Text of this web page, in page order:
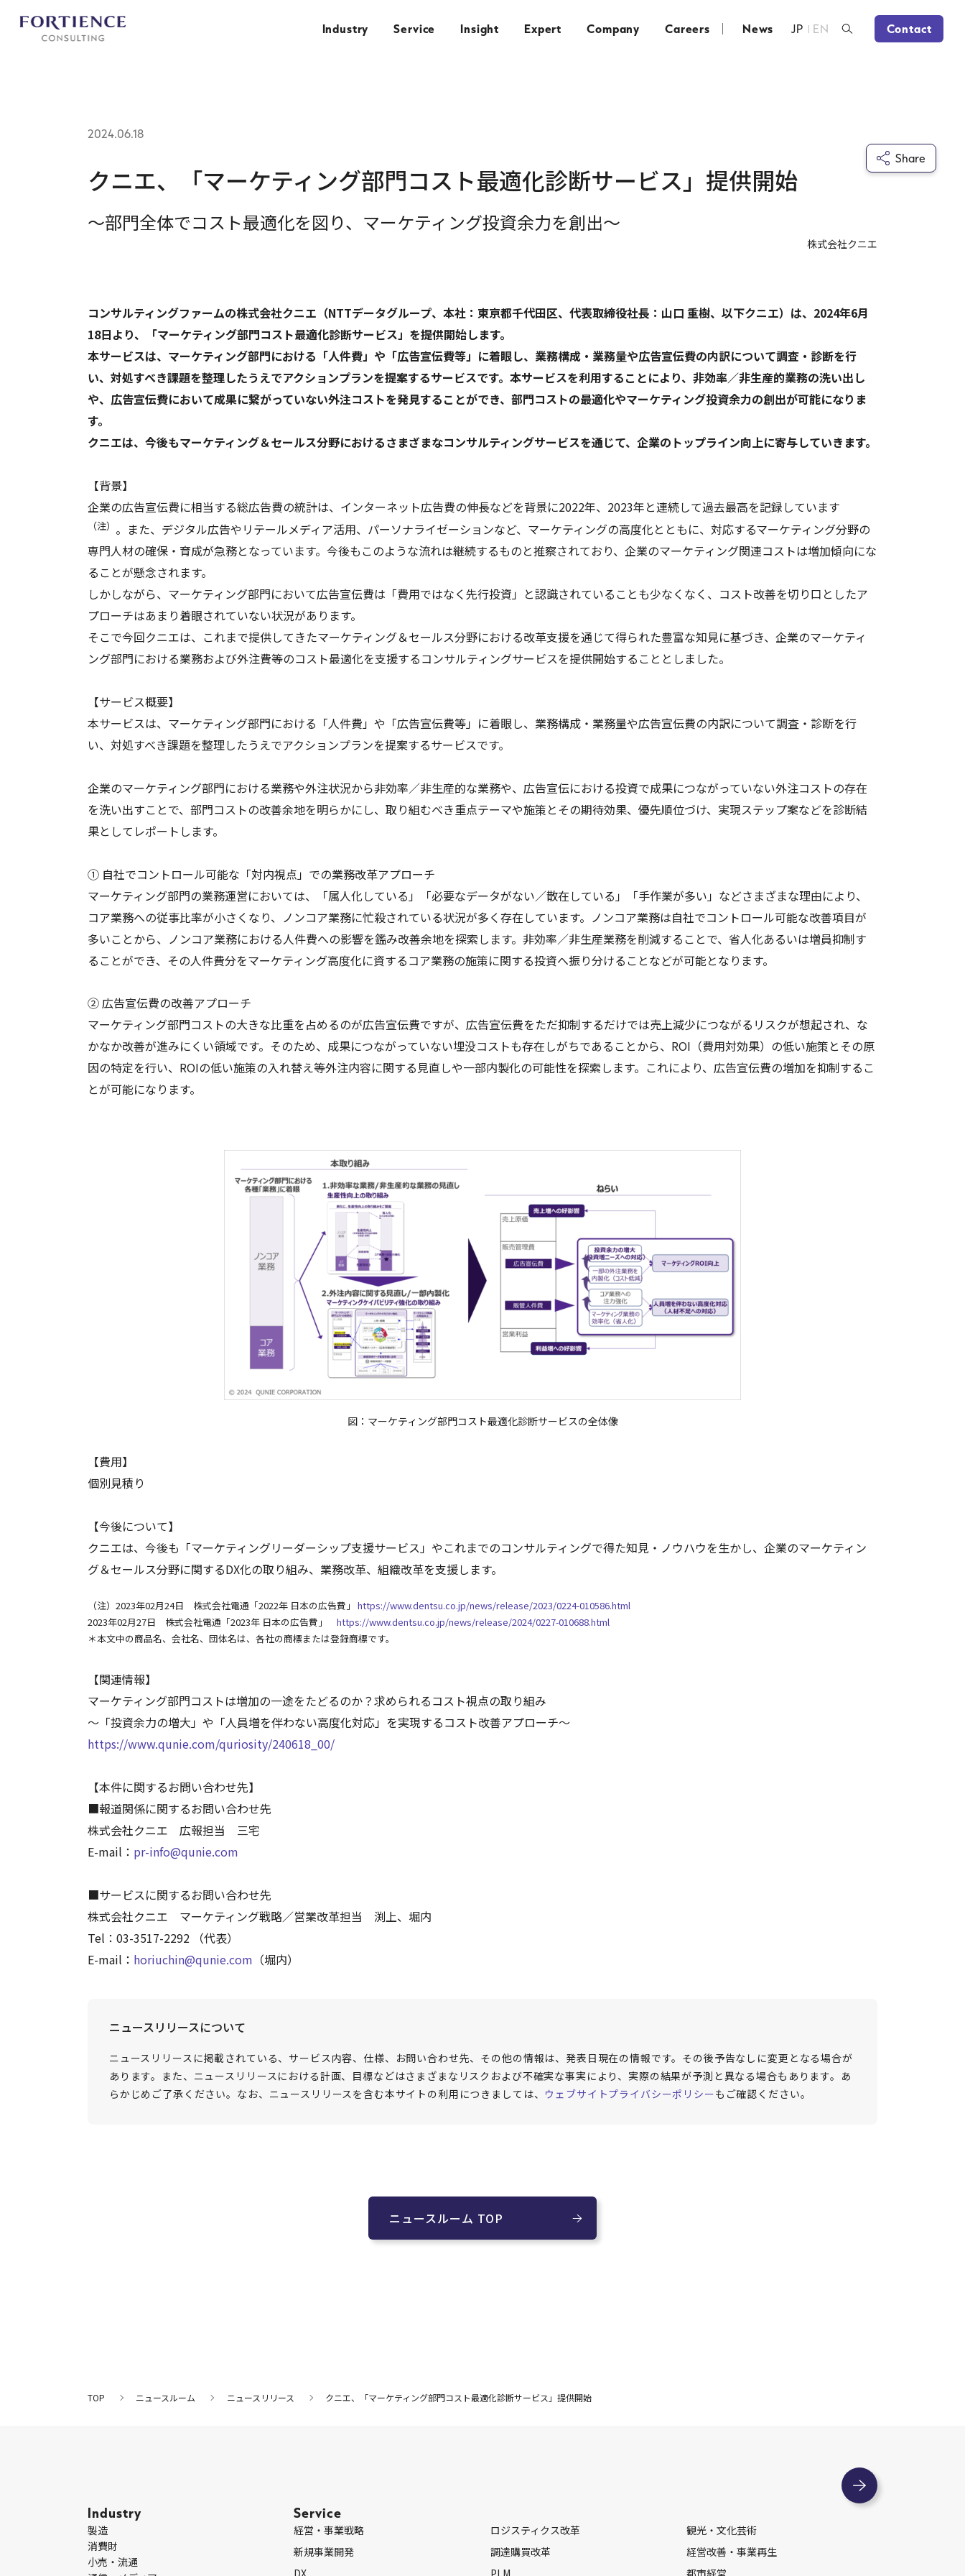
Industry Service Insight Expert Company Careers News EN
JP Contact
クニエ、「マーケティング部門コスト最適化診断サービス」提供開始
～部門全体でコスト最適化を図り、マーケティング投資余力を創出～
2024.06.18
株式会社クニエ
Share
コンサルティングファームの株式会社クニエ（NTTデータグループ、本社：東京都千代田区、代表取締役社長：山口 重樹、以下クニエ）は、2024年6月
18日より、「マーケティング部門コスト最適化診断サービス」を提供開始します。
本サービスは、マーケティング部門における「人件費」や「広告宣伝費等」に着眼し、業務構成・業務量や広告宣伝費の内訳について調査・診断を行
い、対処すべき課題を整理したうえでアクションプランを提案するサービスです。本サービスを利用することにより、非効率／非生産的業務の洗い出し
や、広告宣伝費において成果に繋がっていない外注コストを発見することができ、部門コストの最適化やマーケティング投資余力の創出が可能になりま
す。
クニエは、今後もマーケティング＆セールス分野におけるさまざまなコンサルティングサービスを通じて、企業のトップライン向上に寄与していきます。
【背景】
企業の広告宣伝費に相当する総広告費の統計は、インターネット広告費の伸長などを背景に2022年、2023年と連続して過去最高を記録しています
（注） 。また、デジタル広告やリテールメディア活用、パーソナライゼーションなど、マーケティングの高度化とともに、対応するマーケティング分野の
専門人材の確保・育成が急務となっています。今後もこのような流れは継続するものと推察されており、企業のマーケティング関連コストは増加傾向にな
ることが懸念されます。
しかしながら、マーケティング部門において広告宣伝費は「費用ではなく先行投資」と認識されていることも少なくなく、コスト改善を切り口としたア
プローチはあまり着眼されていない状況があります。
そこで今回クニエは、これまで提供してきたマーケティング＆セールス分野における改革支援を通じて得られた豊富な知見に基づき、企業のマーケティ
ング部門における業務および外注費等のコスト最適化を支援するコンサルティングサービスを提供開始することとしました。
【サービス概要】
本サービスは、マーケティング部門における「人件費」や「広告宣伝費等」に着眼し、業務構成・業務量や広告宣伝費の内訳について調査・診断を行
い、対処すべき課題を整理したうえでアクションプランを提案するサービスです。
企業のマーケティング部門における業務や外注状況から非効率／非生産的な業務や、広告宣伝における投資で成果につながっていない外注コストの存在
を洗い出すことで、部門コストの改善余地を明らかにし、取り組むべき重点テーマや施策とその期待効果、優先順位づけ、実現ステップ案などを診断結
果としてレポートします。
① 自社でコントロール可能な「対内視点」での業務改革アプローチ
マーケティング部門の業務運営においては、「属人化している」「必要なデータがない／散在している」「手作業が多い」などさまざまな理由により、
コア業務への従事比率が小さくなり、ノンコア業務に忙殺されている状況が多く存在しています。ノンコア業務は自社でコントロール可能な改善項目が
多いことから、ノンコア業務における人件費への影響を鑑み改善余地を探索します。非効率／非生産業務を削減することで、省人化あるいは増員抑制す
ることができ、その人件費分をマーケティング高度化に資するコア業務の施策に関する投資へ振り分けることなどが可能となります。
② 広告宣伝費の改善アプローチ
マーケティング部門コストの大きな比重を占めるのが広告宣伝費ですが、広告宣伝費をただ抑制するだけでは売上減少につながるリスクが想起され、な
かなか改善が進みにくい領域です。そのため、成果につながっていない埋没コストも存在しがちであることから、ROI（費用対効果）の低い施策とその原
因の特定を行い、ROIの低い施策の入れ替え等外注内容に関する見直しや一部内製化の可能性を探索します。これにより、広告宣伝費の増加を抑制するこ
とが可能になります。
図：マーケティング部門コスト最適化診断サービスの全体像
【費用】
個別見積り
【今後について】
クニエは、今後も「マーケティングリーダーシップ支援サービス」やこれまでのコンサルティングで得た知見・ノウハウを生かし、企業のマーケティン
グ＆セールス分野に関するDX化の取り組み、業務改革、組織改革を支援します。
（注）2023年02月24日 株式会社電通「2022年 日本の広告費」 https://www.dentsu.co.jp/news/release/2023/0224-010586.html
2023年02月27日 株式会社電通「2023年 日本の広告費」 https://www.dentsu.co.jp/news/release/2024/0227-010688.html
＊本文中の商品名、会社名、団体名は、各社の商標または登録商標です。
【関連情報】
マーケティング部門コストは増加の一途をたどるのか？求められるコスト視点の取り組み
～「投資余力の増大」や「人員増を伴わない高度化対応」を実現するコスト改善アプローチ～
https://www.qunie.com/quriosity/240618_00/
【本件に関するお問い合わせ先】
■報道関係に関するお問い合わせ先
株式会社クニエ 広報担当 三宅
E-mail： pr-info@qunie.com
■サービスに関するお問い合わせ先
株式会社クニエ マーケティング戦略／営業改革担当 渕上、堀内
Tel：03-3517-2292 （代表）
E-mail： horiuchin@qunie.com （堀内）
ニュースリリースについて
ニュースリリースに掲載されている、サービス内容、仕様、お問い合わせ先、その他の情報は、発表日現在の情報です。その後予告なしに変更となる場合が
あります。また、ニュースリリースにおける計画、目標などはさまざまなリスクおよび不確実な事実により、実際の結果が予測と異なる場合もあります。あ
らかじめご了承ください。なお、ニュースリリースを含む本サイトの利用につきましては、 ウェブサイトプライバシーポリシーもご確認ください。
ニュースルーム TOP
TOP ニュースルーム ニュースリリース クニエ、「マーケティング部門コスト最適化診断サービス」提供開始
Industry
製造
消費財
小売・流通
Service
経営・事業戦略
新規事業開発
ロジスティクス改革
調達購買改革
観光・文化芸術
経営改善・事業再生